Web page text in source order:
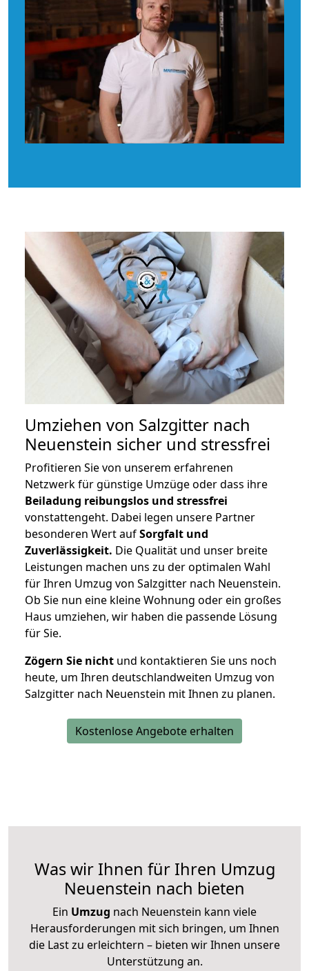
Umziehen von Salzgitter nach
Neuenstein sicher und stressfrei
Profitieren Sie von unserem erfahrenen
Netzwerk für günstige Umzüge oder dass ihre
Beiladung reibungslos und stressfrei
vonstattengeht. Dabei legen unsere Partner
besonderen Wert aufSorgfalt und
Zuverlässigkeit. Die Qualität und unser breite
Leistungen machen uns zu der optimalen Wahl
für Ihren Umzug von Salzgitter nach Neuenstein.
Ob Sie nun eine kleine Wohnung oder ein großes
Haus umziehen, wir haben die passende Lösung
für Sie.
Zögern Sie nicht und kontaktieren Sie uns noch
heute, um Ihren deutschlandweiten Umzug von
Salzgitter nach Neuenstein mit Ihnen zu planen.
Kostenlose Angebote erhalten
Was wir Ihnen für Ihren Umzug
Neuenstein nach bieten
Ein Umzug nach Neuenstein kann viele
Herausforderungen mit sich bringen, um Ihnen
die Last zu erleichtern – bieten wir Ihnen unsere
Unterstützung an.